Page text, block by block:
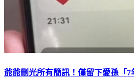
爺爺刪光所有簡訊！僅留下愛孫「